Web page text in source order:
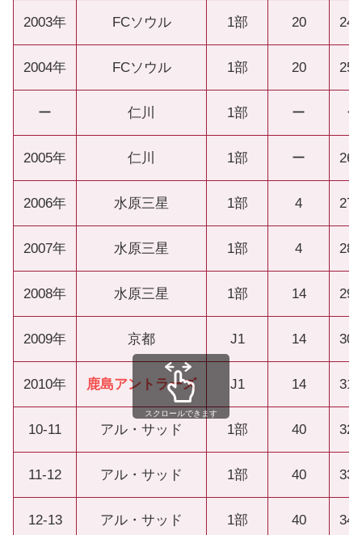
2003年 FCソウル 1部 20 24
2004年 FCソウル 1部 20 25
ー 仁川 1部 ー ー
2005年 仁川 1部 ー 26
2006年 水原三星 1部 4 27
2007年 水原三星 1部 4 28
2008年 水原三星 1部 14 29
2009年 京都 J1 14 30
2010年 鹿島アントラーズ J1 14 31
10-11 アル・サッド 1部 40 32
11-12 アル・サッド 1部 40 33
12-13 アル・サッド 1部 40 34
スクロールできます